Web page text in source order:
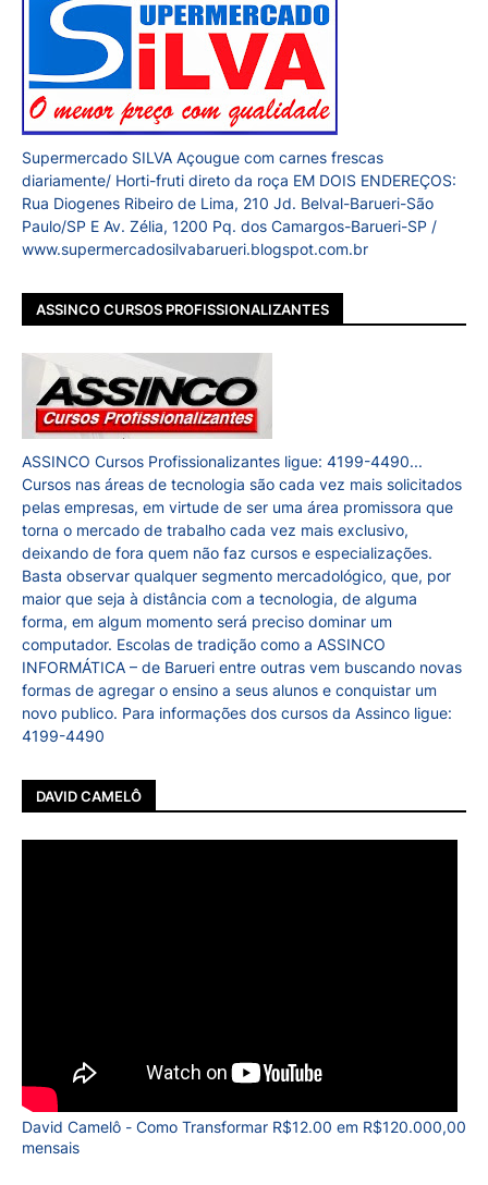
Supermercado SILVA Açougue com carnes frescas
diariamente/ Horti-fruti direto da roça EM DOIS ENDEREÇOS:
Rua Diogenes Ribeiro de Lima, 210 Jd. Belval-Barueri-São
Paulo/SP E Av. Zélia, 1200 Pq. dos Camargos-Barueri-SP /
www.supermercadosilvabarueri.blogspot.com.br
ASSINCO CURSOS PROFISSIONALIZANTES
ASSINCO Cursos Profissionalizantes ligue: 4199-4490...
Cursos nas áreas de tecnologia são cada vez mais solicitados
pelas empresas, em virtude de ser uma área promissora que
torna o mercado de trabalho cada vez mais exclusivo,
deixando de fora quem não faz cursos e especializações.
Basta observar qualquer segmento mercadológico, que, por
maior que seja à distância com a tecnologia, de alguma
forma, em algum momento será preciso dominar um
computador. Escolas de tradição como a ASSINCO
INFORMÁTICA – de Barueri entre outras vem buscando novas
formas de agregar o ensino a seus alunos e conquistar um
novo publico. Para informações dos cursos da Assinco ligue:
4199-4490
DAVID CAMELÔ
David Camelô - Como Transformar R$12.00 em R$120.000,00
mensais